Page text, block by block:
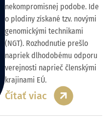
nekompromisnej podobe. Ide
o plodiny získané tzv. novými
genomickými technikami
(NGT). Rozhodnutie prešlo
napriek dlhodobému odporu
verejnosti naprieč členskými
krajinami EÚ.
Čítať viac